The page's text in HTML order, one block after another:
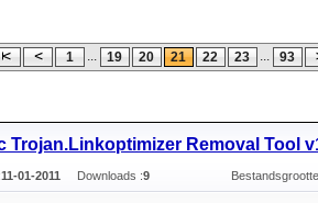
1 ... 19 20 21 22 23 ... 93
Trojan.Linkoptimizer Removal Tool
11-01-2011 Downloads :9